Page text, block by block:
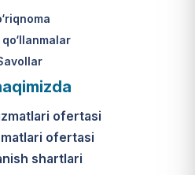
ofertasi
ofertasi
shartlari